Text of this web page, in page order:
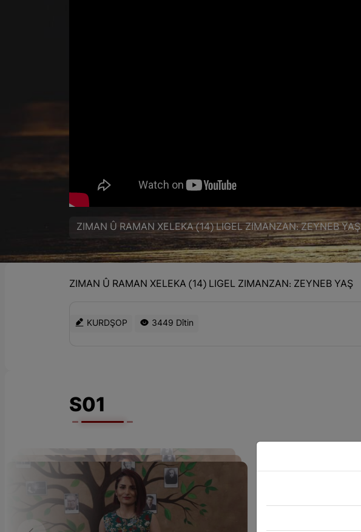
ZIMAN Û RAMAN XELEKA (14) LIGEL ZIMANZAN: ZEYNEB YAŞ
ZIMAN Û RAMAN XELEKA (14) LIGEL ZIMANZAN: ZEYNEB YAŞ
KURDŞOP 3449 Dîtin
S01